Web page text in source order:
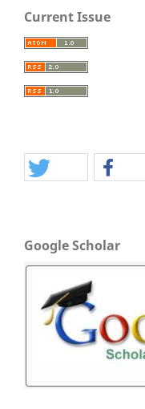
Current Issue
Google Scholar